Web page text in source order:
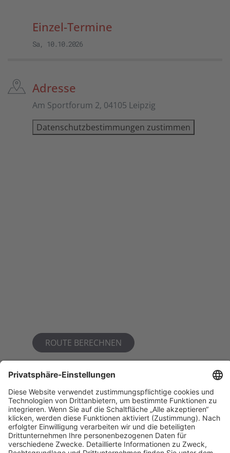
Einzel-Termine
Sa, 10.10.2026
Adresse
Am Sportforum 2, 04105 Leipzig
Datenschutzbestimmungen zustimmen
ROUTE BERECHNEN
Verkehrsmittel
Linien 3, 7, 8 und 15
Veranstaltungsort